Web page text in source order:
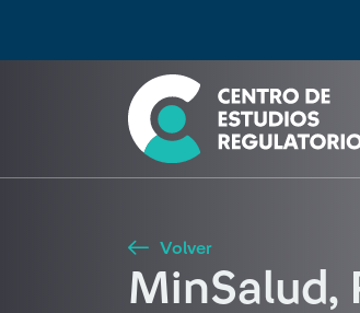
Seleccione país
Buscar
Volver
MinSalud,